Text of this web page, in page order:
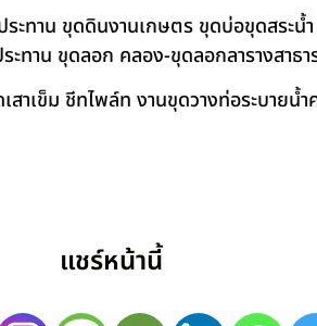
ะทาน ขุดดินงานเกษตร ขุดบ่อขุดสระน้
ทาน ขุดลอก คลอง-ขุดลอกลารางสาธ
าเข็ม ชีทไพล์ท งานขุดวางท่อระบายน้
แชร์หน้านี้